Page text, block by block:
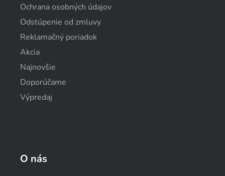
Ochrana osobných údajov
Odstúpenie od zmluvy
Reklamačný poriadok
Akcia
Najnovšie
Doporúčame
Výpredaj
O nás